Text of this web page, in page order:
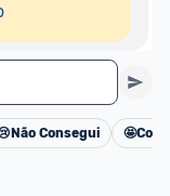
Cancelar
Não Consegui 🤩